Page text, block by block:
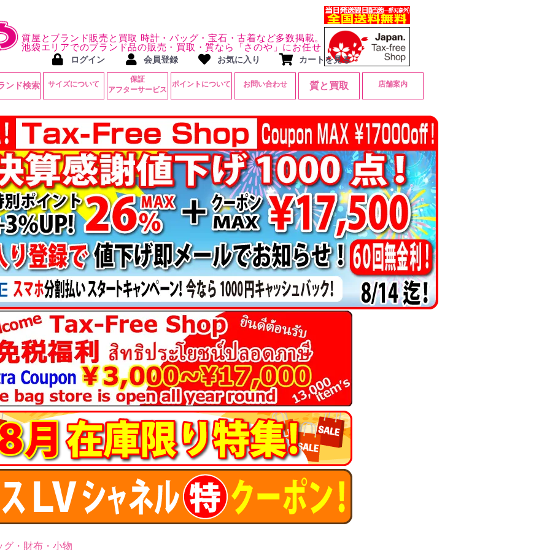
質屋とブランド販売と買取 時計・バッグ・宝石・古着など多数掲載。
池袋エリアでのブランド品の販売・買取・質なら「さのや」にお任せ
ログイン 会員登録 お気に入り カートを見る
ンド検索 サイズについて
保証
アフターサービス
ポイントについて お問い合わせ 質と買取 店舗案内
グ・財布・小物